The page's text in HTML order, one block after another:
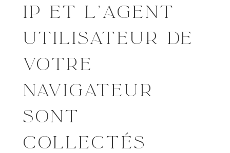
IP ET L’AGENT
UTILISATEUR DE
VOTRE
NAVIGATEUR
SONT
COLLECTÉS